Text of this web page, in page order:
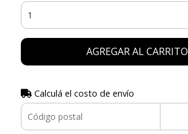
AGREGAR AL CARRITO
Calculá el costo de envío